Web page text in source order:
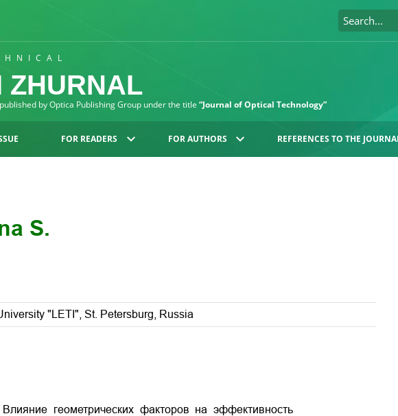
ZHURNAL
by Optica Publishing Group under the title “Journal of Optical Technology”
FOR READERS FOR AUTHORS REFERENCES TO THE
S.
"LETI", St. Petersburg, Russia
геометрических факторов на эффективность